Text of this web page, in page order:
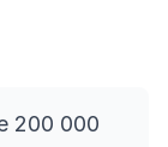
200 000